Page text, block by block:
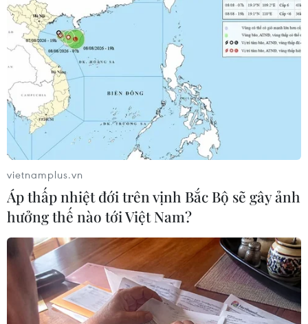
TIN CÙNG CHUYÊN MỤC
Ớt nhập khẩu từ Mexico khiến hàng
trăm người tiêu dùng Mỹ nhiễm
khuẩn Salmonella
07/08/2026 00:43
Nước thải từ máy bay có thể giúp
phát hiện sớm nguy cơ đại dịch
06/08/2026 22:30
Italy và Hy Lạp trở thành điểm nóng
vietnamplus.vn
Áp thấp nhiệt đới trên vịnh Bắc Bộ sẽ gây ảnh
hưởng thế nào tới Việt Nam?